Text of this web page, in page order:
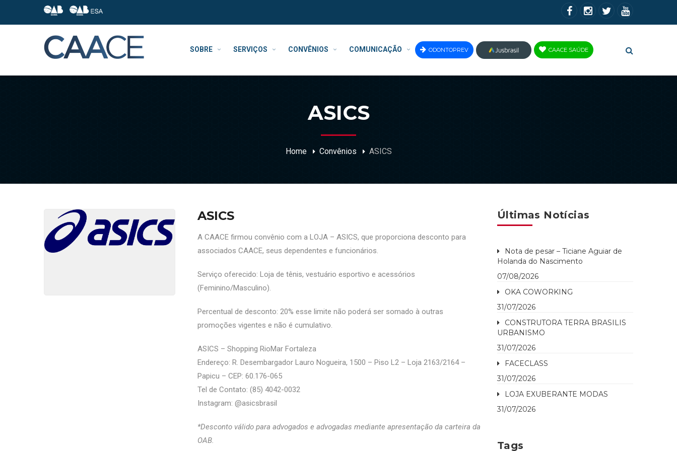
SOBRE SERVIÇOS CONVÊNIOS COMUNICAÇÃO ODONTOPREV
JUS
CAACE SAÚDE
ASICS
Home Convênios ASICS
ASICS
A CAACE firmou convênio com a LOJA – ASICS, que proporciona desconto para
associados CAACE, seus dependentes e funcionários.
Serviço oferecido: Loja de tênis, vestuário esportivo e acessórios
(Feminino/Masculino).
Percentual de desconto: 20% esse limite não poderá ser somado à outras
promoções vigentes e não é cumulativo.
ASICS – Shopping RioMar Fortaleza
Endereço: R. Desembargador Lauro Nogueira, 1500 – Piso L2 – Loja 2163/2164 –
Papicu – CEP: 60.176-065
Tel de Contato: (85) 4042-0032
Instagram: @asicsbrasil
*Desconto válido para advogados e advogadas mediante apresentação da carteira da
OAB.
Últimas Notícias
Nota de pesar – Ticiane Aguiar de
Holanda do Nascimento
07/08/2026
OKA COWORKING
31/07/2026
CONSTRUTORA TERRA BRASILIS
URBANISMO
31/07/2026
FACECLASS
31/07/2026
LOJA EXUBERANTE MODAS
31/07/2026
Tags